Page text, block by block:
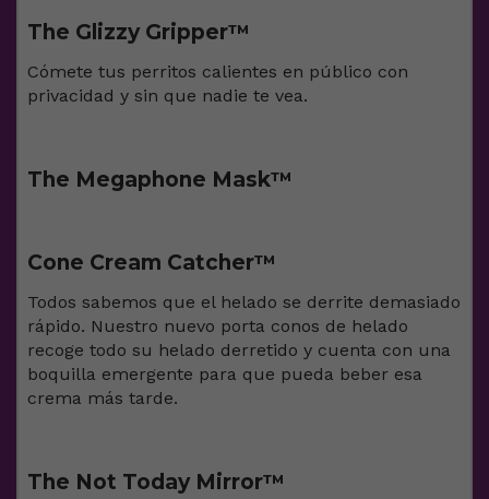
The Glizzy Gripper™️
Cómete tus perritos calientes en público con
privacidad y sin que nadie te vea.
The Megaphone Mask™️
Cone Cream Catcher™️
Todos sabemos que el helado se derrite demasiado
rápido. Nuestro nuevo porta conos de helado
recoge todo su helado derretido y cuenta con una
boquilla emergente para que pueda beber esa
crema más tarde.
The Not Today Mirror™️